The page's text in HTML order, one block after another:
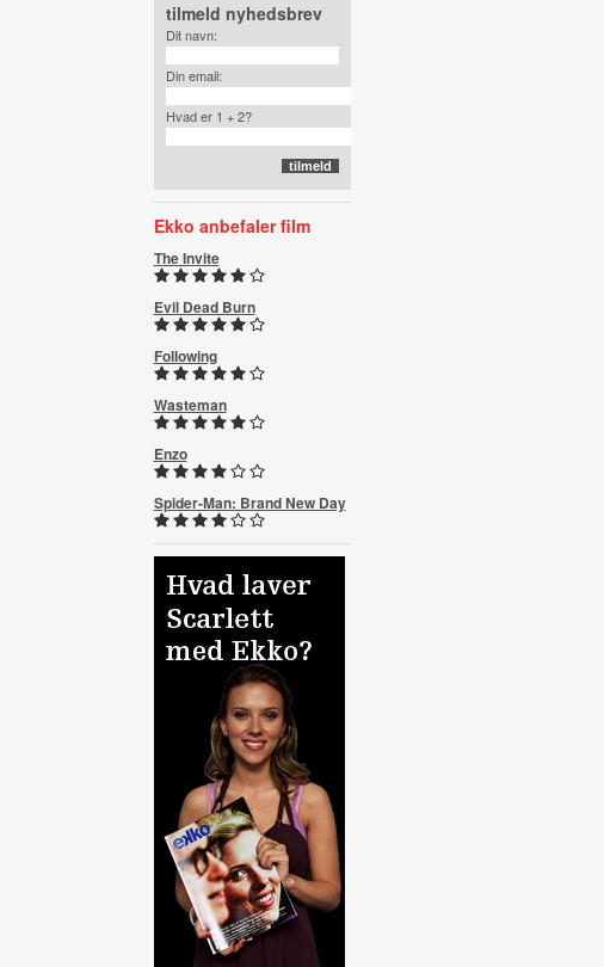
tilmeld nyhedsbrev
Dit navn:
Din email:
Hvad er 1 + 2?
Ekko anbefaler film
The Invite
Evil Dead Burn
Following
Wasteman
Enzo
Spider-Man: Brand New Day